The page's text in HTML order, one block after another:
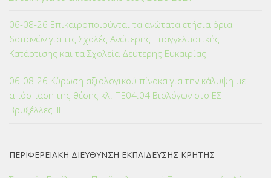
06-08-26 Επικαιροποιούνται τα ανώτατα ετήσια όρια
δαπανών για τις Σχολές Ανώτερης Επαγγελματικής
Κατάρτισης και τα Σχολεία Δεύτερης Ευκαιρίας
06-08-26 Κύρωση αξιολογικού πίνακα για την κάλυψη με
απόσπαση της θέσης κλ. ΠΕ04.04 Βιολόγων στο ΕΣ
Βρυξέλλες ΙΙΙ
ΠΕΡΙΦΕΡΕΙΑΚΗ ΔΙΕΥΘΥΝΣΗ ΕΚΠΑΙΔΕΥΣΗΣ ΚΡΗΤΗΣ